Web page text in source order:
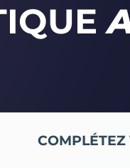
COMPLÉTEZ